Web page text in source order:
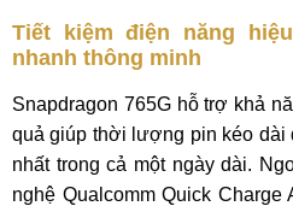
Tiết kiệm điện năng
nhanh thông minh
Snapdragon 765G hỗ trợ khả
quả giúp thời lượng pin kéo dài
nhất trong cả một ngày dài.
nghệ Qualcomm Quick